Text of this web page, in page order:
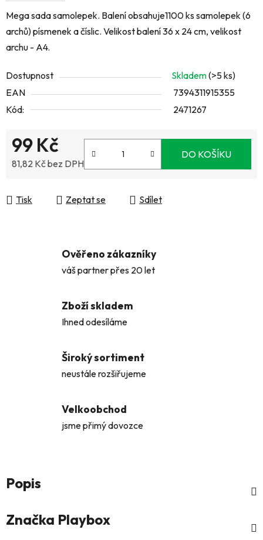
Mega sada samolepek. Balení obsahuje1100 ks samolepek (6
archů) písmenek a číslic. Velikost balení 36 x 24 cm, velikost
archu - A4.
Dostupnost Skladem(>5 ks)
EAN
7394311915355
Kód:
2471267
99 Kč
81,82 Kč bez DPH
DO KOŠÍKU
Tisk Zeptat se Sdílet
Ověřeno zákazníky
váš partner přes 20 let
Zboží skladem
Ihned odesíláme
Široký sortiment
neustále rozšiřujeme
Velkoobchod
jsme přimý dovozce
Popis
Značka Playbox